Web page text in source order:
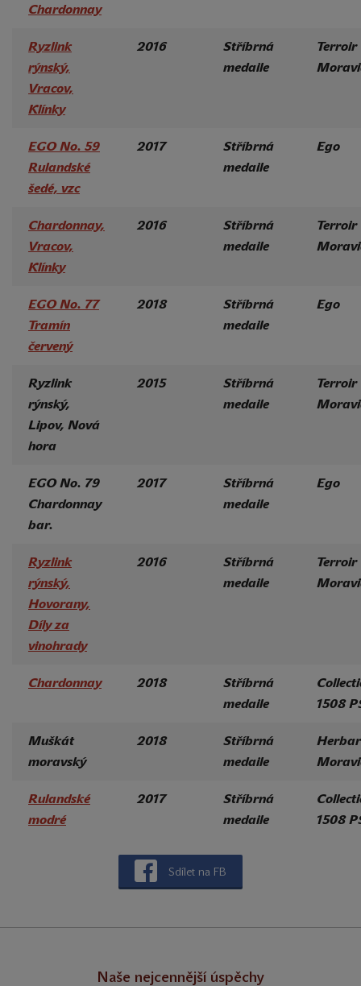
Chardonnay
Ryzlink
rýnský,
Vracov,
Klínky
2016
Stříbrná
medaile
Terroir
EGO No. 59
Rulandské
šedé, vzc
2017
Stříbrná
medaile
Ego
Chardonnay,
Vracov,
Klínky
2016
Stříbrná
medaile
Terroir
EGO No. 77
Tramín
červený
2018
Stříbrná
medaile
Ego
Ryzlink
rýnský,
Lipov, Nová
hora
2015
Stříbrná
medaile
Terroir
EGO No. 79
Chardonnay
bar.
2017
Stříbrná
medaile
Ego
Ryzlink
rýnský,
Hovorany,
Díly za
vinohrady
2016
Stříbrná
medaile
Terroir
Chardonnay 2018
Stříbrná
medaile
1508
Muškát
moravský
2018
Stříbrná
medaile
Rulandské
modré
2017
Stříbrná
medaile
1508
Sdílet na FB
Naše nejcennější úspěchy